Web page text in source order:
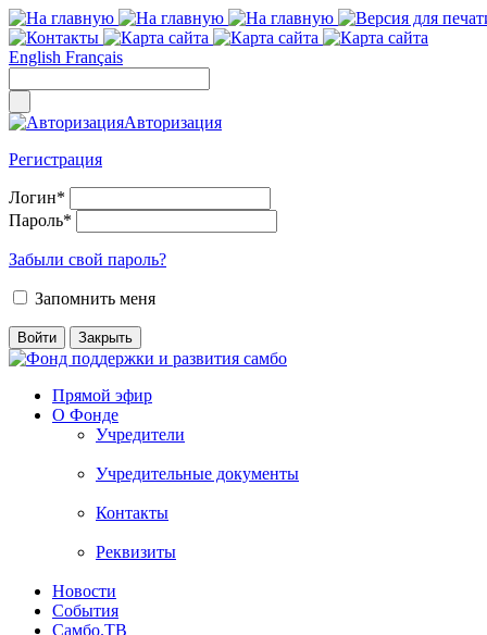
English Français
Авторизация
Регистрация
Логин*
Пароль*
Забыли свой пароль?
Запомнить меня
Прямой эфир
О Фонде
Учредители
Учредительные документы
Контакты
Реквизиты
Новости
События
Самбо.ТВ